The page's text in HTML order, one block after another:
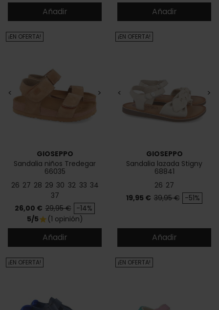
Añadir Añadir
< >
GIOSEPPO
Sandalia niños Tredegar
66035
26 27 28 29 30 32 33 34
37
Precio
26,00 € Precio base
29,95 € -14%
¡EN OFERTA!
5/5star (1 opinión)
Añadir
< >
GIOSEPPO
Sandalia lazada Stigny
68841
26 27
Precio
19,95 € Precio base
39,95 € -51%
¡EN OFERTA!
Añadir
¡EN OFERTA! ¡EN OFERTA!